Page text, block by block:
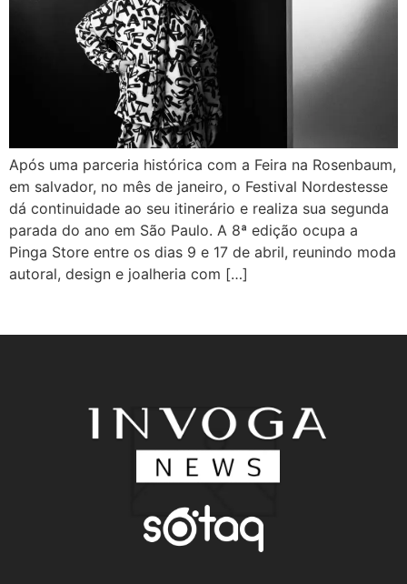
Após uma parceria histórica com a Feira na Rosenbaum,
em salvador, no mês de janeiro, o Festival Nordestesse
dá continuidade ao seu itinerário e realiza sua segunda
parada do ano em São Paulo. A 8ª edição ocupa a
Pinga Store entre os dias 9 e 17 de abril, reunindo moda
autoral, design e joalheria com […]